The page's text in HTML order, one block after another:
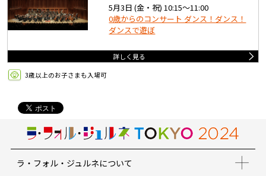
5月3日 (金・祝) 10:15〜11:00
0歳からのコンサート ダンス！ダンス！
ダンスで遊ぼ
詳しく見る
3歳以上のお子さまも入場可
ラ・フォル・ジュルネについて